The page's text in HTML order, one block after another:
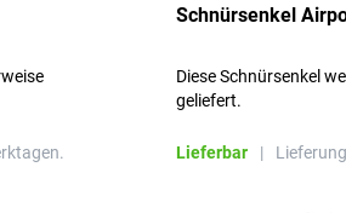
Schnürsenkel
Diese Schnürsenkel
geliefert.
Lieferbar |